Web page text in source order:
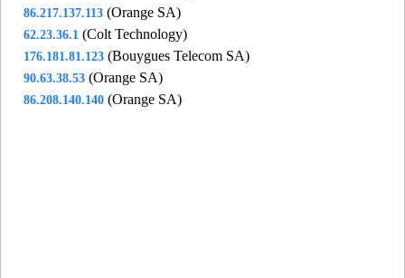
86.217.137.113 (Orange SA)
62.23.36.1 (Colt Technology)
176.181.81.123 (Bouygues Telecom SA)
90.63.38.53 (Orange SA)
86.208.140.140 (Orange SA)